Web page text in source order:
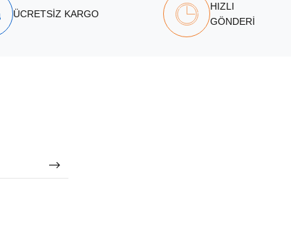
ÜCRETSİZ KARGO
HIZLI
GÖNDERİ